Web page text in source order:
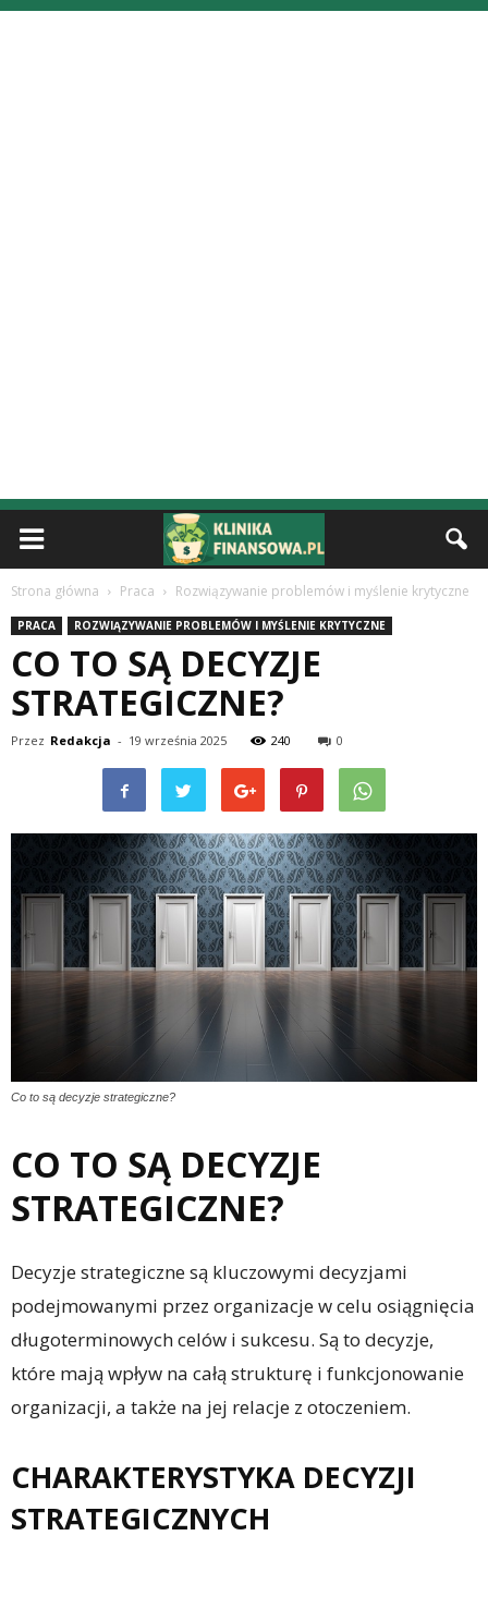
Strona główna Praca Rozwiązywanie problemów i myślenie krytyczne
PRACA ROZWIĄZYWANIE PROBLEMÓW I MYŚLENIE KRYTYCZNE
CO TO SĄ DECYZJE
STRATEGICZNE?
Przez Redakcja - 19 września 2025 240 0
Co to są decyzje strategiczne?
CO TO SĄ DECYZJE
STRATEGICZNE?
Decyzje strategiczne są kluczowymi decyzjami
podejmowanymi przez organizacje w celu osiągnięcia
długoterminowych celów i sukcesu. Są to decyzje,
które mają wpływ na całą strukturę i funkcjonowanie
organizacji, a także na jej relacje z otoczeniem.
CHARAKTERYSTYKA DECYZJI
STRATEGICZNYCH